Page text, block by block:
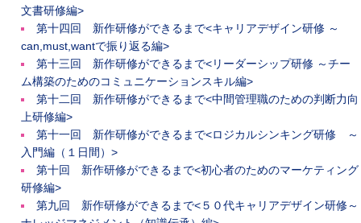
文書研修編>
第十四回 新作研修ができるまで<キャリアデザイン研修 ～
can,must,wantで振り返る編>
第十三回 新作研修ができるまで<リーダーシップ研修 ～チー
ム構築のためのコミュニケーションスキル編>
第十二回 新作研修ができるまで<中間管理職のための判断力向
上研修編>
第十一回 新作研修ができるまで<ロジカルシンキング研修 ～
入門編（１日間）>
第十回 新作研修ができるまで<初心者のためのマーケティング
研修編>
第九回 新作研修ができるまで<５０代キャリアデザイン研修～